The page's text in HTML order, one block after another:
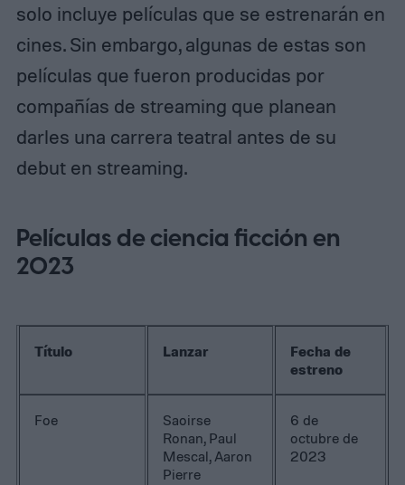
solo incluye películas que se estrenarán en
cines. Sin embargo, algunas de estas son
películas que fueron producidas por
compañías de streaming que planean
darles una carrera teatral antes de su
debut en streaming.
Películas de ciencia ficción en
2023
Título Lanzar
Fecha de
estreno
Foe
Saoirse
Ronan, Paul
Mescal, Aaron
Pierre
6 de
octubre de
2023